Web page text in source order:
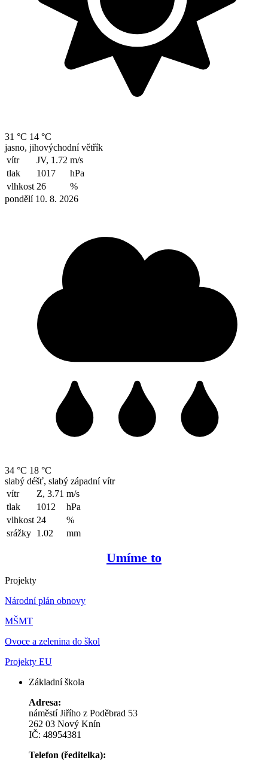
31 °C 14 °C
jasno, jihovýchodní větřík
vítr
JV, 1.72 m/s
tlak
1017
hPa
vlhkost 26
%
pondělí 10. 8. 2026
34 °C 18 °C
slabý déšť, slabý západní vítr
vítr
Z, 3.71 m/s
tlak
1012
hPa
vlhkost 24
%
srážky 1.02 mm
Umíme to
Projekty
Národní plán obnovy
MŠMT
Ovoce a zelenina do škol
Projekty EU
Základní škola
Adresa:
náměstí Jiřího z Poděbrad 53
262 03 Nový Knín
IČ: 48954381
Telefon (ředitelka):